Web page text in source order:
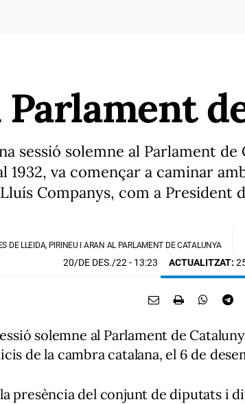
sessió solemne al Parlament
1932, va començar a caminar
Companys, com a President
DE LLEIDA, PIRINEU I ARAN AL PARLAMENT DE CATALUNYA
20/DE DES./22 - 13:23 ACTUALITZAT:
solemne al Parlament de
de la cambra catalana, el 6 de
presència del conjunt de diputats i